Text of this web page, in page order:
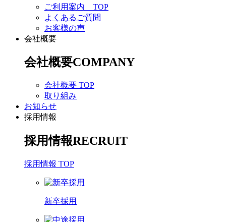
ご利用案内 TOP
よくあるご質問
お客様の声
会社概要
会社概要COMPANY
会社概要 TOP
取り組み
お知らせ
採用情報
採用情報RECRUIT
採用情報 TOP
新卒採用